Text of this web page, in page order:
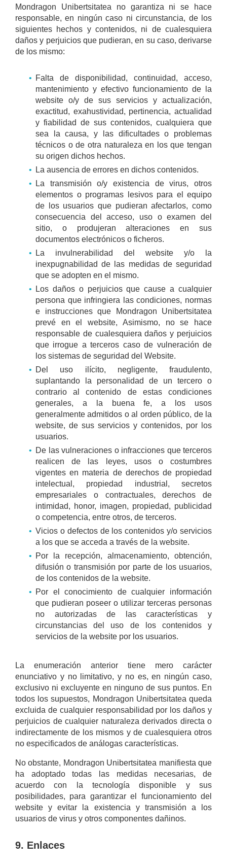
Mondragon Unibertsitatea no garantiza ni se hace
responsable, en ningún caso ni circunstancia, de los
siguientes hechos y contenidos, ni de cualesquiera
daños y perjuicios que pudieran, en su caso, derivarse
de los mismo:
Falta de disponibilidad, continuidad, acceso,
mantenimiento y efectivo funcionamiento de la
website o/y de sus servicios y actualización,
exactitud, exahustividad, pertinencia, actualidad
y fiabilidad de sus contenidos, cualquiera que
sea la causa, y las dificultades o problemas
técnicos o de otra naturaleza en los que tengan
su origen dichos hechos.
La ausencia de errores en dichos contenidos.
La transmisión o/y existencia de virus, otros
elementos o programas lesivos para el equipo
de los usuarios que pudieran afectarlos, como
consecuencia del acceso, uso o examen del
sitio, o produjeran alteraciones en sus
documentos electrónicos o ficheros.
La invulnerabilidad del website y/o la
inexpugnabilidad de las medidas de seguridad
que se adopten en el mismo.
Los daños o perjuicios que cause a cualquier
persona que infringiera las condiciones, normas
e instrucciones que Mondragon Unibertsitatea
prevé en el website, Asimismo, no se hace
responsable de cualesquiera daños y perjuicios
que irrogue a terceros caso de vulneración de
los sistemas de seguridad del Website.
Del uso ilícito, negligente, fraudulento,
suplantando la personalidad de un tercero o
contrario al contenido de estas condiciones
generales, a la buena fe, a los usos
generalmente admitidos o al orden público, de la
website, de sus servicios y contenidos, por los
usuarios.
De las vulneraciones o infracciones que terceros
realicen de las leyes, usos o costumbres
vigentes en materia de derechos de propiedad
intelectual, propiedad industrial, secretos
empresariales o contractuales, derechos de
intimidad, honor, imagen, propiedad, publicidad
o competencia, entre otros, de terceros.
Vicios o defectos de los contenidos y/o servicios
a los que se acceda a través de la website.
Por la recepción, almacenamiento, obtención,
difusión o transmisión por parte de los usuarios,
de los contenidos de la website.
Por el conocimiento de cualquier información
que pudieran poseer o utilizar terceras personas
no autorizadas de las características y
circunstancias del uso de los contenidos y
servicios de la website por los usuarios.
La enumeración anterior tiene mero carácter
enunciativo y no limitativo, y no es, en ningún caso,
exclusivo ni excluyente en ninguno de sus puntos. En
todos los supuestos, Mondragon Unibertsitatea queda
excluida de cualquier responsabilidad por los daños y
perjuicios de cualquier naturaleza derivados directa o
indirectamente de los mismos y de cualesquiera otros
no especificados de análogas características.
No obstante, Mondragon Unibertsitatea manifiesta que
ha adoptado todas las medidas necesarias, de
acuerdo con la tecnología disponible y sus
posibilidades, para garantizar el funcionamiento del
website y evitar la existencia y transmisión a los
usuarios de virus y otros componentes dañinos.
9. Enlaces